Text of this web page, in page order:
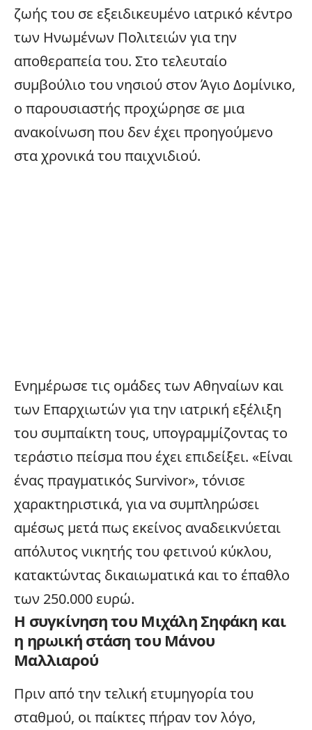
ζωής του σε εξειδικευμένο ιατρικό κέντρο
των Ηνωμένων Πολιτειών για την
αποθεραπεία του. Στο τελευταίο
συμβούλιο του νησιού στον Άγιο Δομίνικο,
ο παρουσιαστής προχώρησε σε μια
ανακοίνωση που δεν έχει προηγούμενο
στα χρονικά του παιχνιδιού.
Ενημέρωσε τις ομάδες των Αθηναίων και
των Επαρχιωτών για την ιατρική εξέλιξη
του συμπαίκτη τους, υπογραμμίζοντας το
τεράστιο πείσμα που έχει επιδείξει. «Είναι
ένας πραγματικός Survivor», τόνισε
χαρακτηριστικά, για να συμπληρώσει
αμέσως μετά πως εκείνος αναδεικνύεται
απόλυτος νικητής του φετινού κύκλου,
κατακτώντας δικαιωματικά και το έπαθλο
των 250.000 ευρώ.
Η συγκίνηση του Μιχάλη Σηφάκη και
η ηρωική στάση του Μάνου
Μαλλιαρού
Πριν από την τελική ετυμηγορία του
σταθμού, οι παίκτες πήραν τον λόγο,